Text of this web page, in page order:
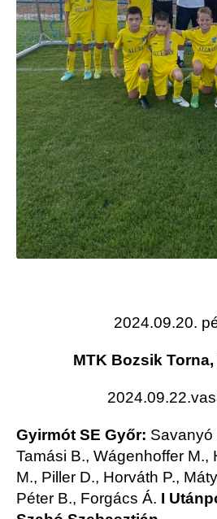
2024.09.20.
MTK Bozsik
Gyirmót SE Győr: Savanyó
Tamási B., Wágenhoffer M.,
M., Piller D., Horváth P.,
Péter B., Forgács Á. I